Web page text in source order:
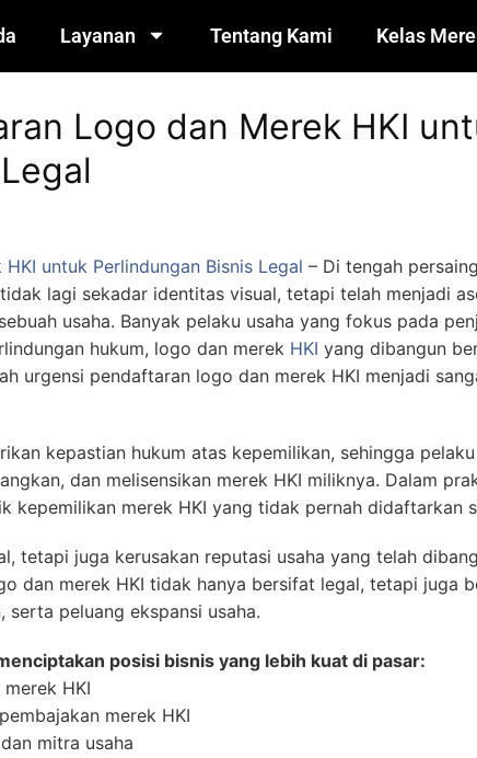
Layanan Tentang Kami Kelas
Logo dan Merek HKI
untuk Perlindungan Bisnis Legal – Di tengah
tidak lagi sekadar identitas visual, tetapi telah menjadi
usaha. Banyak pelaku usaha yang fokus pada
hukum, logo dan merek HKI yang dibangun
urgensi pendaftaran logo dan merek HKI menjadi
kepastian hukum atas kepemilikan, sehingga
dan melisensikan merek HKI miliknya. Dalam
kepemilikan merek HKI yang tidak pernah didaftarkan
tetapi juga kerusakan reputasi usaha yang telah
dan merek HKI tidak hanya bersifat legal, tetapi juga
serta peluang ekspansi usaha.
posisi bisnis yang lebih kuat di pasar:
HKI
merek HKI
mitra usaha